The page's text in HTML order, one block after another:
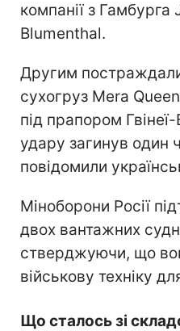
компанії з Гамбурга
Blumenthal.
Другим
сухогруз Mera
під прапором
удару загинув один
повідомили
Міноборони Росії
двох вантажних
стверджуючи, що
військову техніку
Що сталось зі